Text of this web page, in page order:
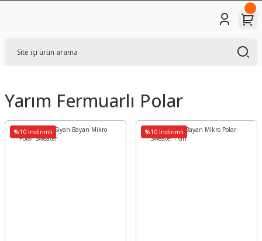
Yarım Fermuarlı Polar
%10 İndirimli %10 İndirimli